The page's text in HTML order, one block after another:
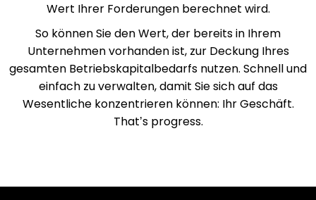
Wert Ihrer Forderungen berechnet wird.
So können Sie den Wert, der bereits in Ihrem
Unternehmen vorhanden ist, zur Deckung Ihres
gesamten Betriebskapitalbedarfs nutzen. Schnell und
einfach zu verwalten, damit Sie sich auf das
Wesentliche konzentrieren können: Ihr Geschäft.
That’s progress.